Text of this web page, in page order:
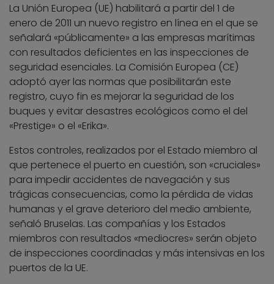
La Unión Europea (UE) habilitará a partir del 1 de
enero de 2011 un nuevo registro en línea en el que se
señalará «públicamente» a las empresas marítimas
con resultados deficientes en las inspecciones de
seguridad esenciales. La Comisión Europea (CE)
adoptó ayer las normas que posibilitarán este
registro, cuyo fin es mejorar la seguridad de los
buques y evitar desastres ecológicos como el del
«Prestige» o el «Erika».
Estos controles, realizados por el Estado miembro al
que pertenece el puerto en cuestión, son «cruciales»
para impedir accidentes de navegación y sus
trágicas consecuencias, como la pérdida de vidas
humanas y el grave deterioro del medio ambiente,
señaló Bruselas. Las compañías y los Estados
miembros con resultados «mediocres» serán objeto
de inspecciones coordinadas y más intensivas en los
puertos de la UE.